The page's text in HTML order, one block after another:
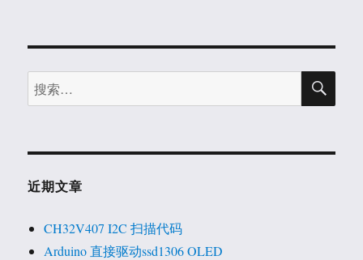
控
制
台
搜
索：
搜
近期文章
CH32V407 I2C 扫描代码
Arduino 直接驱动ssd1306 OLED